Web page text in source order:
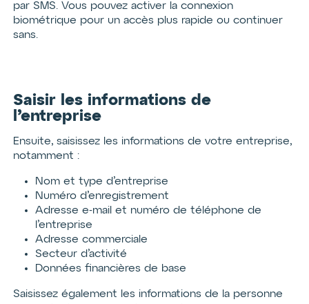
par SMS. Vous pouvez activer la connexion
biométrique pour un accès plus rapide ou continuer
sans.
Saisir les informations de
l’entreprise
Ensuite, saisissez les informations de votre entreprise,
notamment :
Nom et type d’entreprise
Numéro d’enregistrement
Adresse e-mail et numéro de téléphone de
l’entreprise
Adresse commerciale
Secteur d’activité
Données financières de base
Saisissez également les informations de la personne